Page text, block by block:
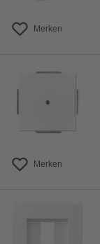
Merken
Merken